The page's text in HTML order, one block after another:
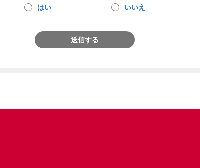
はい いいえ
送信する